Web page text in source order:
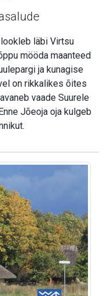
lookleb läbi Virtsu
mööda maanteed
ja kunagise
on rikkalikes õites
vaade Suurele
Jõeoja oja kulgeb